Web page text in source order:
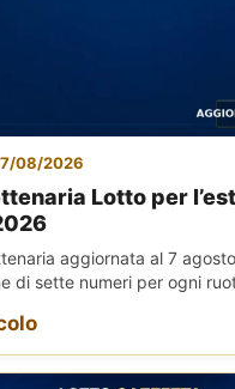
08/2026
Lotto per
aggiornata al 7
di sette numeri per ogni